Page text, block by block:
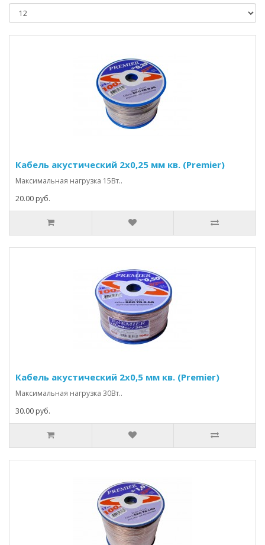
Кабель акустический 2х0,25 мм кв. (Premier)
Максимальная нагрузка 15Вт..
20.00 руб.
Кабель акустический 2х0,5 мм кв. (Premier)
Максимальная нагрузка 30Вт..
30.00 руб.